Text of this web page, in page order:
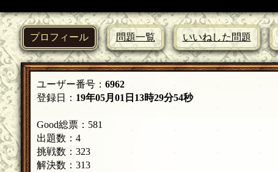
プロフィール 問題一覧 いいねした問題
ユーザー番号： 6962
登録日： 19年05月01日13時29分54秒
Good総票：581
出題数：4
挑戦数：323
解決数：313